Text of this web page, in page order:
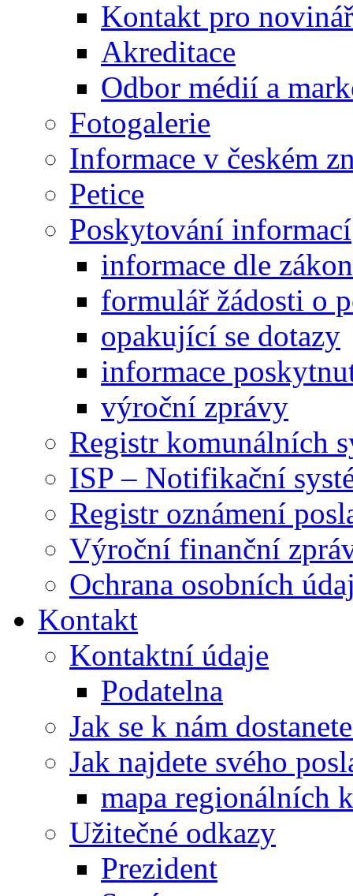
Kontakt pro
Akreditace
Odbor médií a
Fotogalerie
Informace v českém
Petice
Poskytování informací
informace dle
formulář žádosti o
opakující se dotazy
informace
výroční zprávy
Registr komunálních
ISP – Notifikační
Registr oznámení
Výroční finanční
Ochrana osobních
Kontakt
Kontaktní údaje
Podatelna
Jak se k nám
Jak najdete svého
mapa regionálních
Užitečné odkazy
Prezident